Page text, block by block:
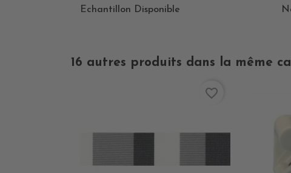
Echantillon Disponible
16 autres produits dans la même
favorite_border